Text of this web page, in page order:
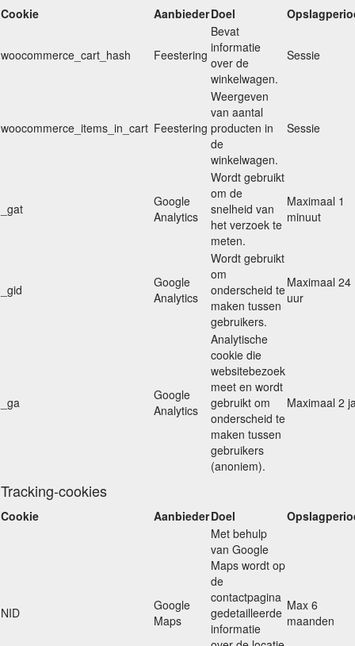
Cookie AanbiederDoel
woocommerce_cart_hash Feestering
Bevat
informatie
over de
winkelwagen.
Sessie
woocommerce_items_in_cart Feestering
Weergeven
van aantal
producten in
de
winkelwagen.
Sessie
_gat
Google
Analytics
Wordt gebruikt
om de
snelheid van
het verzoek te
meten.
Maximaal 1
minuut
_gid
Google
Analytics
Wordt gebruikt
om
onderscheid te
maken tussen
gebruikers.
Maximaal 24
uur
_ga
Google
Analytics
Analytische
cookie die
websitebezoek
meet en wordt
gebruikt om
onderscheid te
maken tussen
gebruikers
(anoniem).
Maximaal 2
Tracking-cookies
Cookie AanbiederDoel
NID
Google
Maps
Met behulp
van Google
Maps wordt op
de
contactpagina
gedetailleerde
informatie
Max 6
maanden